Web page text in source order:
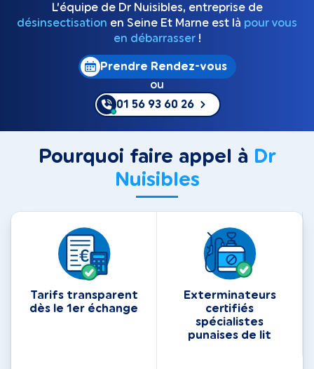
L’équipe de Dr Nuisibles, entreprise de
désinsectisation en Seine Et Marne est là pour vous
en débarrasser!
Prendre Rendez-vous
ou
01 56 93 60 26
Pourquoi faire appel à Dr
Nuisibles
Tarifs transparent
dès le 1er échange
Exterminateurs
certifiés
spécialistes
punaises de lit